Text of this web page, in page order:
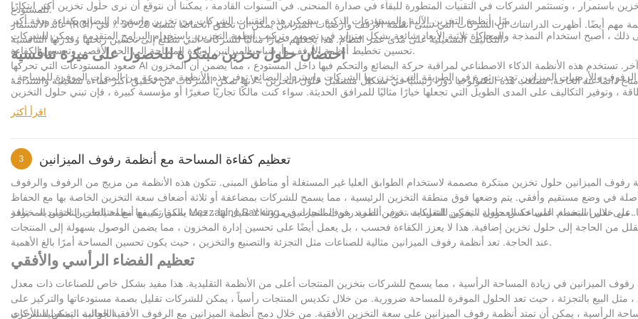
للمستودع.
عائد الاستثمار (ROI) لهذه الأنظمة مهم أيضًا. أظهرت الدراسات أن الشركات التي تتبنى أنظمة الأرفف وأرضيات الميزانين يمكن أن تحقق انخفاضًا بنسبة 20-30 ٪ في
التكاليف التشغيلية على مدى عمر النظام. هذا يجعلهم خيارًا مثاليًا للشركات التي تتطلع إلى تحسين ربحتها وقدرتها التنافسية.
باستمرار ، وتستثمر الشركات في التقنيات المتطورة للبقاء في صدارة المنحنى. في السنوات القادمة ، يمكننا أن نتوقع أن نرى حلول تخزين أكثر ابتكارًا
، مثل أنظمة التخزين الآلية والمستودعات الذكية. ستمكن هذه التقنيات الشركات من تخزين واسترداد البضائع بكفاءة ودقة أكبر.
ذلك ، أصبح استخدام النمذجة والمحاكاة ثلاثية الأبعاد شائعة بشكل متزايد في تصميم وتركيب أنظمة التخزين. باستخدام البرامج المتقدمة ، يمكن للشركات
تحسين تخطيط أنظمة الأرفف وأرضيات الميزانين لزيادة المساحة إلى الحد الأقصى وتحسين الكفاءة.
صعود المستودعات التي تحركها AI هي تطور مثير آخر. تستخدم هذه الأنظمة الذكاء الاصطناعي لمراقبة حركة البضائع والتحكم فيها داخل المستودع ، مما يضمن أن المخزون
احتضان حلول تخزين مبتكرة للحصول على ميزة تنافسية
والأرضيات الميزانين تحدث ثورة في الطريقة التي تخزن بها الشركات واسترداد البضائع. توفر هذه الأنظمة مجموعة من الميزات الموفرة للمساحة ،
، وتوفير التكاليف على المدى الطويل التي تجعلها خيارًا مثاليًا للمرافق الحديثة. سواء كنت مالكًا تجاريًا صغيرًا أو مؤسسة كبيرة ، فإن تبني حلول التخزين
في رفوف وأرضيات الميزانين ، يمكن للشركات تحسين كفاءتها التشغيلية ، وخفض التكاليف ، وتعزيز جهود الاستدامة. مع استمرار تطور صناعة التخزين ،
Mezzanine Floorsyour Storage Solution المفضل للمستقبل.
اقرأ أكثر
3 تعظيم كفاءة المساحة مع أنظمة رفوف الميزانين
رفوف الميزانين حلول تخزين مبتكرة مصممة لاستخدام الطوابق العليا غير المستغلة أو مناطق المبنى. تتكون هذه الأنظمة من مزيج من الرفوف والرفوف
في وضع مستقيم وأفقي. يتم وضعها فوق منطقة التخزين الرئيسية ، مما يسمح للشركات بمضاعفة أو ثلاثة أضعاف سعة التخزين الخاصة بها مع الحفاظ
على نفس البصمة. على عكس حلول التخزين التقليدية ، توفر أنظمة رفوف الميزانين مرونة لا مثيل لها ، حيث يمكن تكييفها مع احتياجات التخزين المختلفة.
بالمقارنة مع أنظمة التخزين التقليدية ، يوفر Mezzanine Racking العديد من المزايا. من خلال استخدام المساحة العمودية ، يمكن للشركات تخزين المزيد من المنتجات في
من الحاجة إلى حلول تخزين إضافية. هذا لا يعزز الكفاءة فحسب ، بل يعمل أيضًا على تحسين إدارة المخزون ، مما يضمن الوصول بسهولة إلى المنتجات
عند الحاجة. تعد أنظمة رفوف الميزانين مثالية للصناعات مثل التجزئة والتصنيع والتخزين ، حيث يكون تحسين المساحة أمرًا بالغ الأهمية.
تعظيم الفضاء الرأسي والأفقي
رفوف الميزانين في زيادة المساحة الرأسية ، مما يسمح للشركات بتخزين المنتجات أعلى من الأنظمة التقليدية. هذا مفيد بشكل خاص للصناعات ذات معدل
مثل البيع بالتجزئة ، حيث تعد الحلول الموفرة للمساحة ضرورية. من خلال تكديس المنتجات رأسياً ، يمكن للشركات تقليل بصمة مستودعاتها والتركيز على
الجوانب التشغيلية الأخرى.
الرأسية ، يمكن أن تمتد أنظمة رفوف الميزانين على سعة التخزين الأفقية. من خلال دمج أنظمة الميزانين مع الرفوف الأفقية الحالية ، يمكن للشركات